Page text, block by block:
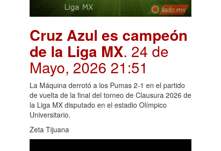
Cruz Azul es campeón
de la Liga MX. 24 de
Mayo, 2026 21:51
La Máquina derrotó a los Pumas 2-1 en el partido
de vuelta de la final del torneo de Clausura 2026 de
la Liga MX disputado en el estadio Olímpico
Universitario.
Zeta Tijuana